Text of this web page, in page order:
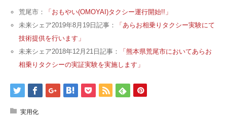
荒尾市：
「おもやい(OMOYAI)タクシー運行開始!!」
未来シェア2019年8月19日記事：
「あらお相乗りタクシー実験にて
技術提供を行います」
未来シェア2018年12月21日記事：
「熊本県荒尾市においてあらお
相乗りタクシーの実証実験を実施します」
実用化